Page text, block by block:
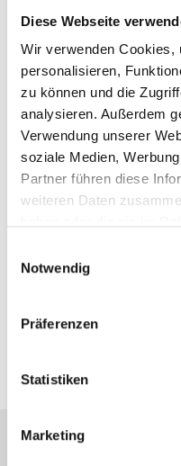
Diese Webseite
Wir verwenden Cookies,
personalisieren,
zu können und die
analysieren. Außerdem
Verwendung unserer
soziale Medien,
Partner führen diese
weiteren Daten
Notwendig
Präferenzen
Statistiken
Marketing
praktischen Nutzwert
Ansprechpartner
Frau Julia Kesmann
Telefon: +49 911 131 605-0
Telefax: +49 89 230696244
jk@hegerich-immobilien.de
Webseite